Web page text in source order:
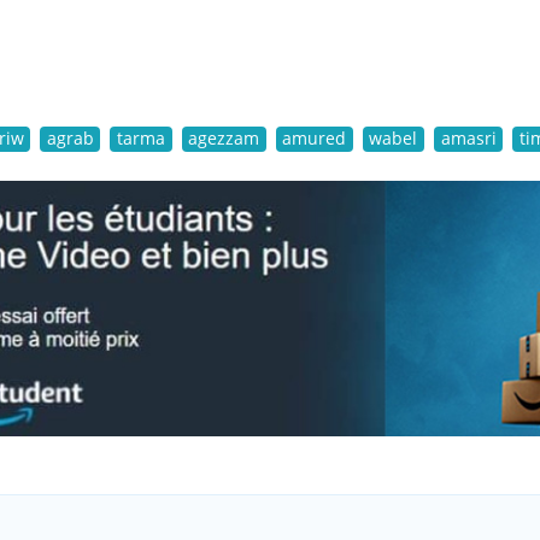
agrab tarma agezzam amured wabel amasri